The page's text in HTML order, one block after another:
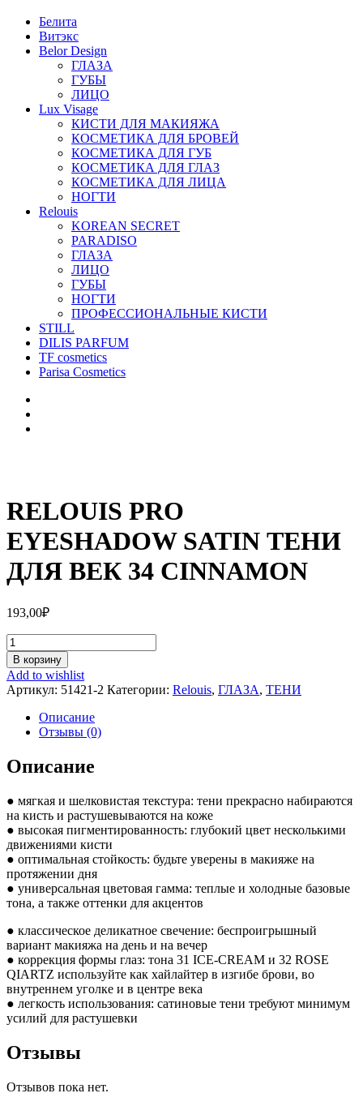
Белита
Витэкс
Belor Design
ГЛАЗА
ГУБЫ
ЛИЦО
Lux Visage
КИСТИ ДЛЯ МАКИЯЖА
КОСМЕТИКА ДЛЯ БРОВЕЙ
КОСМЕТИКА ДЛЯ ГУБ
КОСМЕТИКА ДЛЯ ГЛАЗ
КОСМЕТИКА ДЛЯ ЛИЦА
НОГТИ
Relouis
KOREAN SECRET
PARADISO
ГЛАЗА
ЛИЦО
ГУБЫ
НОГТИ
ПРОФЕССИОНАЛЬНЫЕ КИСТИ
STILL
DILIS PARFUM
TF cosmetics
Parisa Cosmetics
RELOUIS PRO
EYESHADOW SATIN ТЕНИ
ДЛЯ ВЕК 34 CINNAMON
193,00₽
Количество
RELOUIS
PRO
EYESHADOW
SATIN
ТЕНИ
ДЛЯ
34
CINNAMON
В корзину
Add to wishlist
Артикул: 51421-2 Категории: Relouis, ГЛАЗА, ТЕНИ
Описание
Отзывы (0)
Описание
● мягкая и шелковистая текстура: тени прекрасно набираются
на кисть и растушевываются на коже
● высокая пигментированность: глубокий цвет несколькими
движениями кисти
● оптимальная стойкость: будьте уверены в макияже на
протяжении дня
● универсальная цветовая гамма: теплые и холодные базовые
тона, а также оттенки для акцентов
● классическое деликатное свечение: беспроигрышный
вариант макияжа на день и на вечер
● коррекция формы глаз: тона 31 ICE-CREAM и 32 ROSE
QIARTZ используйте как хайлайтер в изгибе брови, во
внутреннем уголке и в центре века
● легкость использования: сатиновые тени требуют минимум
усилий для растушевки
Отзывы
Отзывов пока нет.